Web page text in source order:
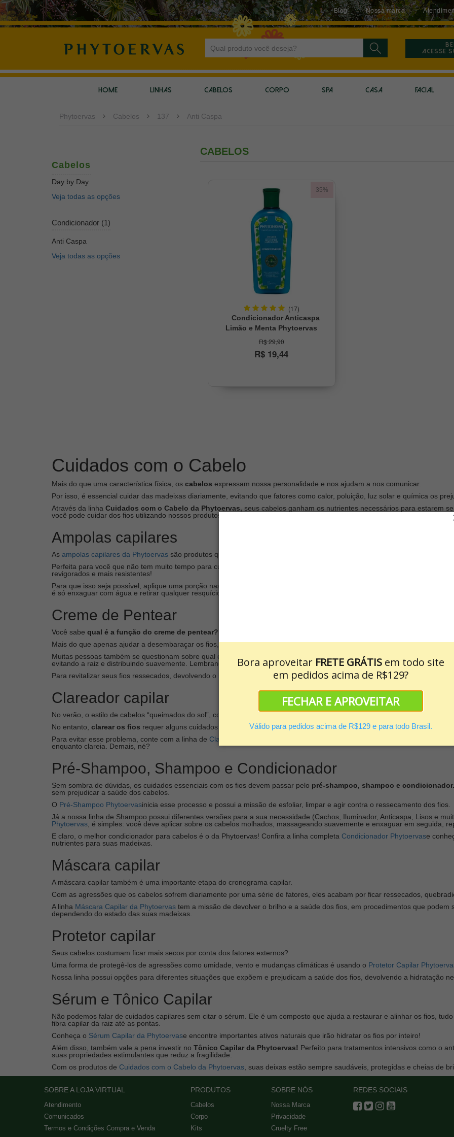
Bora aproveitar FRETE GRÁTISem todo site
em pedidos acima de R$129?
FECHAR E APROVEITAR
Válido para pedidos acima de R$129 e para todo Brasil.
Blog Nossa marca
Acesse
HOME LINHAS CABELOS CORPO SPA CASA FACIAL
Phytoervas Cabelos 137 Anti Caspa
Cabelos
Day by Day
Veja todas as opções
Condicionador (1)
Anti Caspa
Veja todas as opções
CABELOS
35%
(17)
Condicionador Anticaspa
Limão e Menta Phytoervas
250ml
R$ 29,90
R$ 19,44
Cuidados com o Cabelo
Mais do que uma característica física, os cabelos expressam nossa personalidade e nos ajudam a nos comunicar.
Por isso, é essencial cuidar das madeixas diariamente, evitando que fatores como calor, poluição, luz solar e química os
Através da linha Cuidados com o Cabelo da Phytoervas, seus cabelos ganham os nutrientes necessários para estarem
você pode cuidar dos fios utilizando nossos produtos!
Ampolas capilares
As ampolas capilares da Phytoervas são produtos que fornecem a hidratação que suas madeixas precisam de forma prática
Perfeita para você que não tem muito tempo para cuidar dos fios, ele possui
revigorados e mais resistentes!
Para que isso seja possível, aplique uma porção nas mãos logo após a lavagem com o shampoo, e massageie o produto
é só enxaguar com água e retirar qualquer resquício do produto.
Creme de Pentear
Você sabe qual é a função do creme de pentear?
Mais do que apenas ajudar a desembaraçar os fios, esse produto protege e hidrata os cabelos, evitando seuressecamento.
Muitas pessoas também se questionam sobre qual é a forma correta de usar o creme de pentear. A resposta é simples:
evitando a raiz e distribuindo suavemente. Lembrando que ele pode ser aplicado diariamente, ou antes do secador ou
Para revitalizar seus fios ressecados, devolvendo o brilho de forma rápida e eficaz, conheça a linha completa de
Clareador capilar
No verão, o estilo de cabelos “queimados do sol”, com as madeixas mais claras, são um enorme sucesso.
No entanto, clarear os fios requer alguns cuidados importantes para que eles não fiquem ressecados ou sem brilho.
Para evitar esse problema, conte com a linha de Clareador Capilar da Phytoervas
enquanto clareia. Demais, né?
Pré-Shampoo, Shampoo e Condicionador
Sem sombra de dúvidas, os cuidados essenciais com os fios devem passar pelo pré-shampoo, shampoo e condicionador.
sem prejudicar a saúde dos cabelos.
O Pré-Shampoo Phytoervasinicia esse processo e possui a missão de esfoliar, limpar e agir contra o ressecamento dos fios.
Já a nossa linha de Shampoo possui diferentes versões para a sua necessidade (Cachos, Iluminador, Anticaspa, Lisos e
Phytoervas , é simples: você deve aplicar sobre os cabelos molhados, massageando suavemente e enxaguar em seguida,
E claro, o melhor condicionador para cabelos é o da Phytoervas! Confira a linha completa Condicionador Phytoervase
nutrientes para suas madeixas.
Máscara capilar
A máscara capilar também é uma importante etapa do cronograma capilar.
Com as agressões que os cabelos sofrem diariamente por uma série de fatores, eles acabam por ficar ressecados,
A linha Máscara Capilar da Phytoervas tem a missão de devolver o brilho e a saúde dos fios, em procedimentos que
dependendo do estado das suas madeixas.
Protetor capilar
Seus cabelos costumam ficar mais secos por conta dos fatores externos?
Uma forma de protegê-los de agressões como umidade, vento e mudanças climáticas é usando o Protetor Capilar
Nossa linha possui opções para diferentes situações que expõem e prejudicam a saúde dos fios, devolvendo a hidratação
Sérum e Tônico Capilar
Não podemos falar de cuidados capilares sem citar o sérum. Ele é um composto que ajuda a restaurar e alinhar os fios,
fibra capilar da raiz até as pontas.
Conheça o Sérum Capilar da Phytoervase encontre importantes ativos naturais que irão hidratar os fios por inteiro!
Além disso, também vale a pena investir no Tônico Capilar da Phytoervas! Perfeito para tratamentos intensivos como o
suas propriedades estimulantes que reduz a fragilidade.
Com os produtos de Cuidados com o Cabelo da Phytoervas , suas deixas estão sempre saudáveis, protegidas e cheias de
SOBRE A LOJA VIRTUAL
Atendimento
Comunicados
Termos e Condições Compra e Venda
PRODUTOS
Cabelos
Corpo
Kits
SOBRE NÓS
Nossa Marca
Privacidade
Cruelty Free
REDES SOCIAIS